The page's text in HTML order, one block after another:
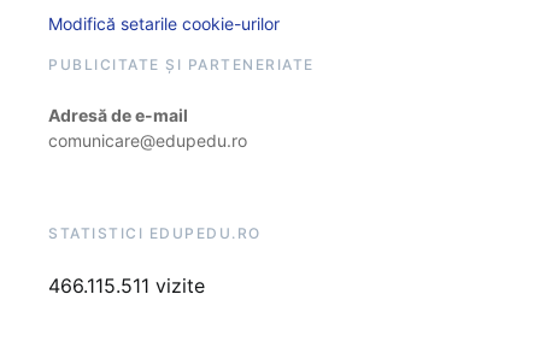
Modifică setarile cookie-urilor
PUBLICITATE ȘI PARTENERIATE
Adresă de e-mail
comunicare@edupedu.ro
STATISTICI EDUPEDU.RO
466.115.511 vizite